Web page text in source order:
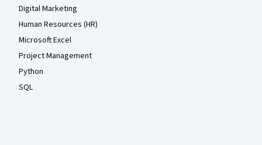
Digital Marketing
Human Resources (HR)
Microsoft Excel
Project Management
Python
SQL